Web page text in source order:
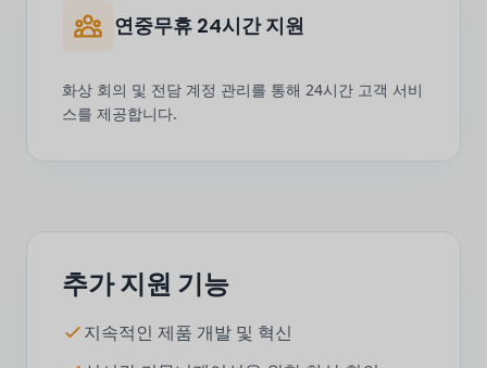
연중무휴 24시간 지원
화상 회의 및 전담 계정 관리를 통해 24시간 고객 서비
스를 제공합니다.
추가 지원 기능
지속적인 제품 개발 및 혁신